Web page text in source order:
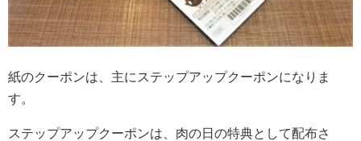
紙のクーポンは、主にステップアップクーポンになりま
す。
ステップアップクーポンは、肉の日の特典として配布さ